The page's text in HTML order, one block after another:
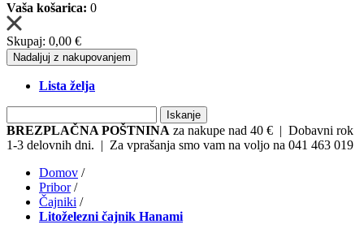
Vaša košarica: 0
Skupaj: 0,00 €
Nadaljuj z nakupovanjem
Lista želja
Iskanje
BREZPLAČNA POŠTNINA za nakupe nad 40 € | Dobavni rok
1-3 delovnih dni. | Za vprašanja smo vam na voljo na 041 463 019
Domov /
Pribor /
Čajniki /
Litoželezni čajnik Hanami